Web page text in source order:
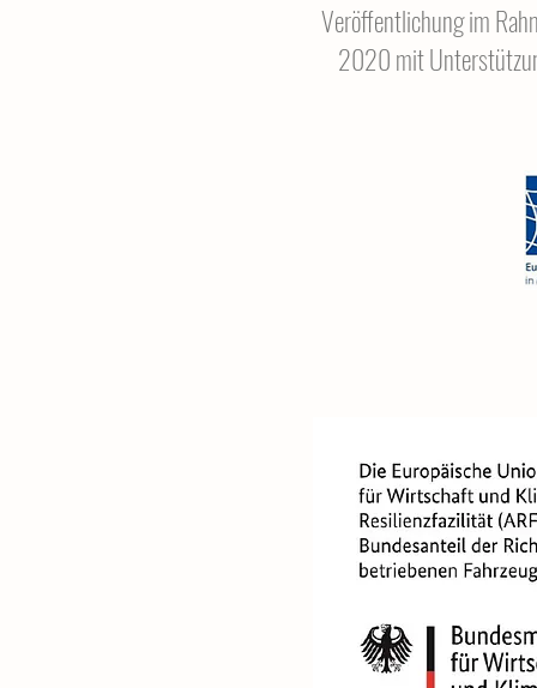
Veröffentlichung im
2020 mit